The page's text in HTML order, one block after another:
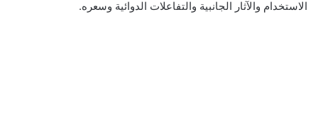
‌الاستخدام‌ ‌والآثار‌ ‌الجانبية‌ ‌والتفاعلات الدوائية وسعره‌.